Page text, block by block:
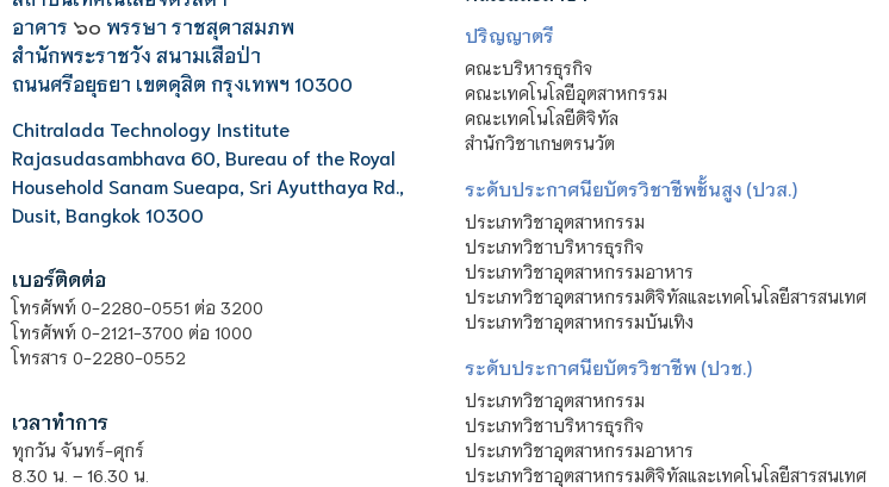
อาคาร ๖๐ พรรษา ราชสุดาสมภพ
สำนักพระราชวัง สนามเสือป่า
ถนนศรีอยุธยา เขตดุสิต กรุงเทพฯ 10300
Chitralada Technology Institute
Rajasudasambhava 60, Bureau of the Royal
Household Sanam Sueapa, Sri Ayutthaya Rd.,
Dusit, Bangkok 10300
เบอร์ติดต่อ
โทรศัพท์ 0-2280-0551 ต่อ 3200
โทรศัพท์ 0-2121-3700 ต่อ 1000
โทรสาร 0-2280-0552
เวลาทำการ
ทุกวัน จันทร์-ศุกร์
8.30 น. – 16.30 น.
ปริญญาตรี
คณะบริหารธุรกิจ
คณะเทคโนโลยีอุตสาหกรรม
คณะเทคโนโลยีดิจิทัล
สำนักวิชาเกษตรนวัต
ระดับประกาศนียบัตรวิชาชีพชั้นสูง (ปวส.)
ประเภทวิชาอุตสาหกรรม
ประเภทวิชาบริหารธุรกิจ
ประเภทวิชาอุตสาหกรรมอาหาร
ประเภทวิชาอุตสาหกรรมดิจิทัลและเทคโนโลยีสารสนเทศ
ประเภทวิชาอุตสาหกรรมบันเทิง
ระดับประกาศนียบัตรวิชาชีพ (ปวช.)
ประเภทวิชาอุตสาหกรรม
ประเภทวิชาบริหารธุรกิจ
ประเภทวิชาอุตสาหกรรมอาหาร
ประเภทวิชาอุตสาหกรรมดิจิทัลและเทคโนโลยีสารสนเทศ